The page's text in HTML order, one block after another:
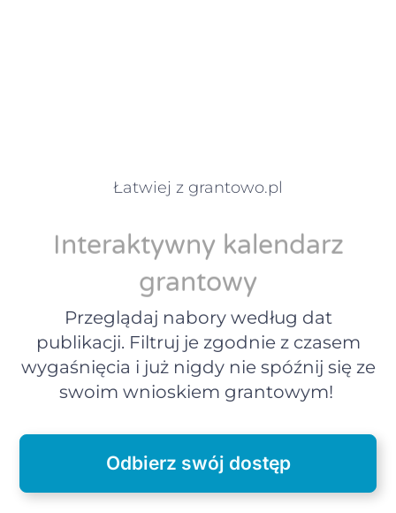
Łatwiej z grantowo.pl
Interaktywny kalendarz
grantowy
Przeglądaj nabory według dat
publikacji. Filtruj je zgodnie z czasem
wygaśnięcia i już nigdy nie spóźnij się ze
swoim wnioskiem grantowym!
Odbierz swój dostęp